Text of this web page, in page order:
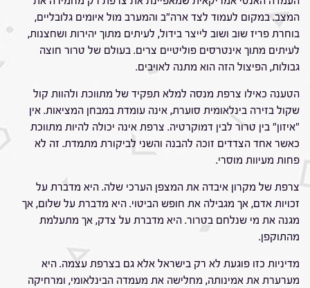
המצב. במקום לעמוד לצד ארה"ב והמערב מול איומים גלובליים,
בוחרת פריז שוב ושוב לייצר בידול, לעיתים מתוך יהירות ושחצנות,
לעיתים מתוך אינטרסים פוליטיים צרים. בעולם של טרור חוצה
גבולות, הפיצול הזה הוא מתנה לאויבים.
הטענה כאילו צרפת מנסה למלא תפקיד של מתווכת ולהוות קול
שקול בזירה בינלאומית סוערת, אינה עומדת במבחן המציאות. אין
"איזון" בין טרור לבין דמוקרטיה. צרפת אינה יכולה להיות מתווכת
כאשר אחד הצדדים זוכה להבנה והשני לביקורת מתמדת. זה לא
פחות מעיוות מוסרי.
צרפת של מקרון איבדה את המצפן הערכי שלה. היא מדברת על
זכויות אדם, אך מגבילה את חופש הביטוי. היא מדברת על שלום, אך
מגנה את מי שנלחם בטרור. היא מדברת על צדק, אך מתעלמת
מהתוקפן.
מדיניות כזו פוגעת לא רק בישראל אלא גם בצרפת עצמה. היא
מערערת את אמינותה, מחלישה את מעמדה הבינלאומי, ומרחיקה